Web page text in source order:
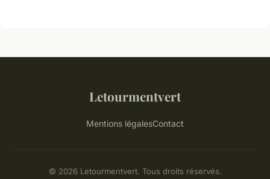
Letourmentvert
Mentions légalesContact
© 2026 Letourmentvert. Tous droits réservés.